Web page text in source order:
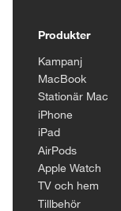
Produkter
Kampanj
MacBook
Stationär Mac
iPhone
iPad
AirPods
Apple Watch
TV och hem
Tillbehör